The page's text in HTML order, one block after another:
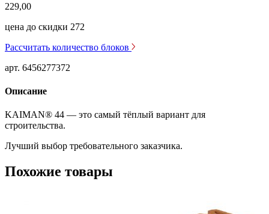
229,00
цена до скидки 272
Расcчитать количество блоков
арт. 6456277372
Описание
KAIMAN® 44 — это самый тёплый вариант для
строительства.
Лучший выбор требовательного заказчика.
Похожие товары